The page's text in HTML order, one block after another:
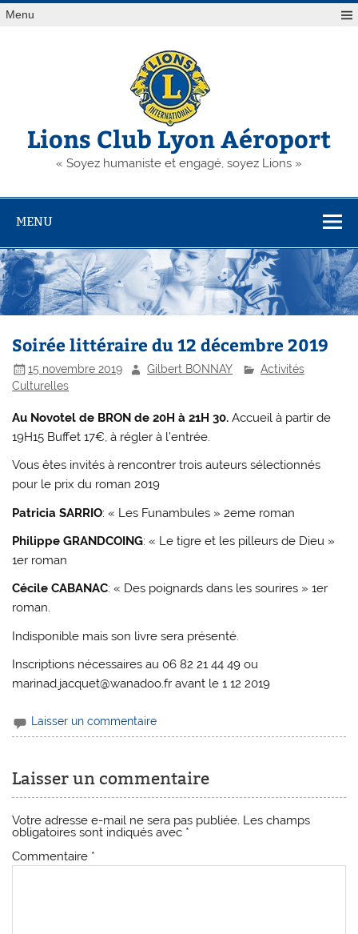
Skip
toMenu
Lions Club Lyon Aéroport
« Soyez humaniste et engagé, soyez Lions »
MENU
Soirée littéraire du 12 décembre 2019
15 novembre 2019 Gilbert BONNAY
Activités
Culturelles
Au Novotel de BRON de 20H à 21H 30. Accueil à partir de
19H15 Buffet 17€, à régler à l’entrée.
Vous êtes invités à rencontrer trois auteurs sélectionnés
pour le prix du roman 2019
Patricia SARRIO: « Les Funambules » 2eme roman
Philippe GRANDCOING: « Le tigre et les pilleurs de Dieu »
1er roman
Cécile CABANAC: « Des poignards dans les sourires » 1er
roman.
Indisponible mais son livre sera présenté.
Inscriptions nécessaires au 06 82 21 44 49 ou
marinad.jacquet@wanadoo.fr avant le 1 12 2019
Laisser un commentaire
Laisser un commentaire
Votre adresse e-mail ne sera pas publiée. Les champs
obligatoires sont indiqués avec *
Commentaire *